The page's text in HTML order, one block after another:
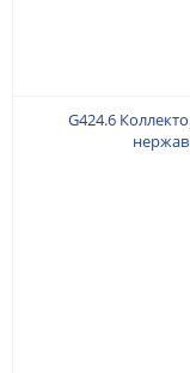
G424.6